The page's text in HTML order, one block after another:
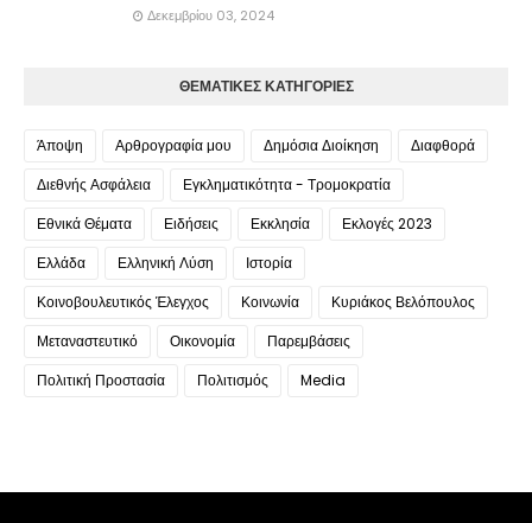
Δεκεμβρίου 03, 2024
ΘΕΜΑΤΙΚΕΣ ΚΑΤΗΓΟΡΙΕΣ
Άποψη Αρθρογραφία μου Δημόσια Διοίκηση
Διαφθορά
Διεθνής Ασφάλεια
Εγκληματικότητα - Τρομοκρατία
Εθνικά Θέματα
Ειδήσεις Εκκλησία
Εκλογές 2023
Ελλάδα
Ελληνική Λύση
Ιστορία
Κοινοβουλευτικός Έλεγχος
Κοινωνία
Κυριάκος Βελόπουλος
Μεταναστευτικό
Οικονομία
Παρεμβάσεις
Πολιτική Προστασία
Πολιτισμός Media